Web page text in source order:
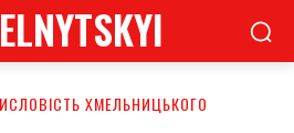
ХМЕЛЬНИЦЬКОГО